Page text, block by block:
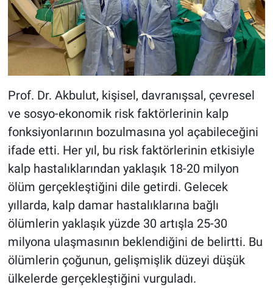
Prof. Dr. Akbulut, kişisel, davranışsal, çevresel
ve sosyo-ekonomik risk faktörlerinin kalp
fonksiyonlarının bozulmasına yol açabileceğini
ifade etti. Her yıl, bu risk faktörlerinin etkisiyle
kalp hastalıklarından yaklaşık 18-20 milyon
ölüm gerçekleştiğini dile getirdi. Gelecek
yıllarda, kalp damar hastalıklarına bağlı
ölümlerin yaklaşık yüzde 30 artışla 25-30
milyona ulaşmasının beklendiğini de belirtti. Bu
ölümlerin çoğunun, gelişmişlik düzeyi düşük
ülkelerde gerçekleştiğini vurguladı.